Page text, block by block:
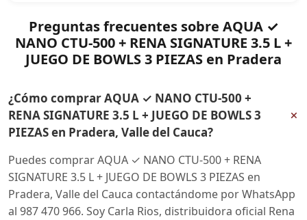
Preguntas frecuentes sobre AQUA ✓
NANO CTU-500 + RENA SIGNATURE 3.5 L +
JUEGO DE BOWLS 3 PIEZAS en Pradera
¿Cómo comprar AQUA ✓ NANO CTU-500 +
RENA SIGNATURE 3.5 L + JUEGO DE BOWLS 3
PIEZAS en Pradera, Valle del Cauca?
+
Puedes comprar AQUA ✓ NANO CTU-500 + RENA
SIGNATURE 3.5 L + JUEGO DE BOWLS 3 PIEZAS en
Pradera, Valle del Cauca contactándome por WhatsApp
al 987 470 966. Soy Carla Rios, distribuidora oficial Rena